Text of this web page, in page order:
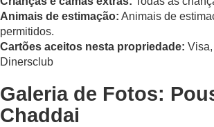
Animais de estimação: Animais de
permitidos.
Cartões aceitos nesta propriedade:
Dinersclub
Galeria de Fotos:
Chaddai